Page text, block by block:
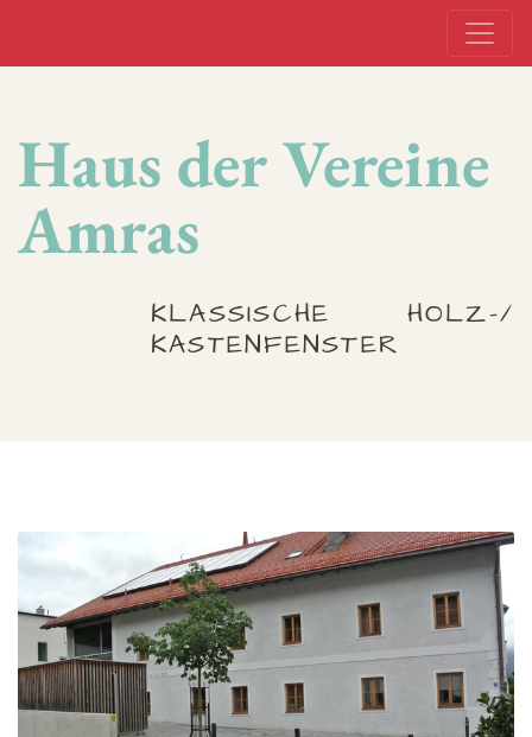
Haus der Vereine
Amras
KLASSISCHE HOLZ-/
KASTENFENSTER